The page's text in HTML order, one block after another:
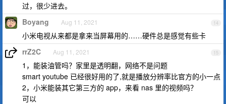
过，很少进去。
14
Boyang Aug 11, 2021
小米电视从来都是拿来当屏幕用的……硬件总是感觉有些卡
15
rrZ2C Aug 11, 2021
1，能装油管吗？家里是透明翻，网络不是问题
smart youtube 已经很好用的了,就是播放分辨率比官方的小一点
2，小米能装其它第三方的 app，来看 nas 里的视频吗？
可以